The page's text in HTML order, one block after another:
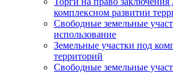
комплексном развитии
Свободные земельные
использование
Земельные участки под
территорий
Свободные земельные